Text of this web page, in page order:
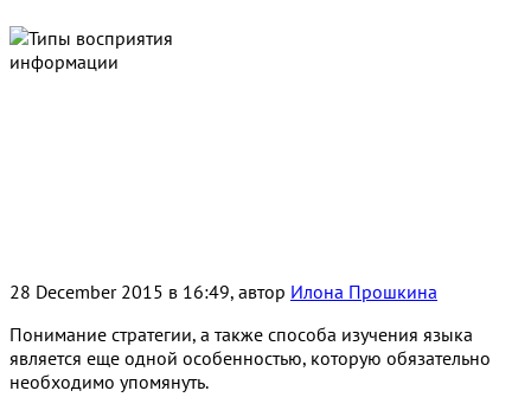
28 December 2015 в 16:49, автор Илона Прошкина
Понимание стратегии, а также способа изучения языка
является еще одной особенностью, которую обязательно
необходимо упомянуть.